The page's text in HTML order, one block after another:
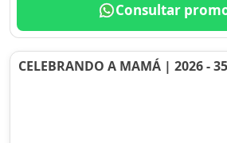
Consultar
CELEBRANDO A MAMÁ | 2026 - 35